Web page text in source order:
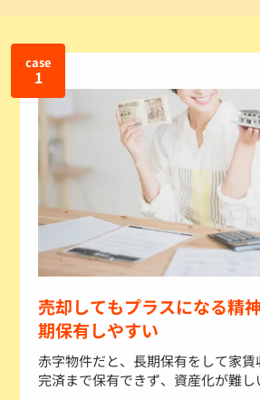
case
1
売却してもプラスになる精
期保有しやすい
赤字物件だと、長期保有をして家
完済まで保有できず、資産化が難し